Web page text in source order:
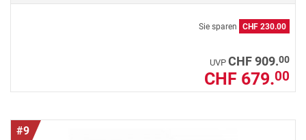
Sie sparen CHF 230.00
UVP CHF 909.00
CHF 679.00
#9